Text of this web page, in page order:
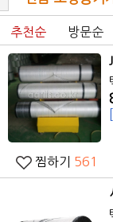
추천순 방문순
찜하기 561